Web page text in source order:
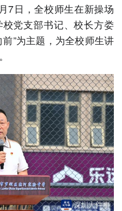
7日，全校师生在新操场
党支部书记、校长方娄
”为主题，为全校师生讲